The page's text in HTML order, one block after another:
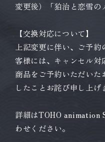
変更後）「狛治と恋雪の
【交換対応について】
上記変更に伴い、ご予
客様には、キャンセル対
商品をご予約いただいた
したことお詫び申し上げ
詳細はTOHO
わせください。